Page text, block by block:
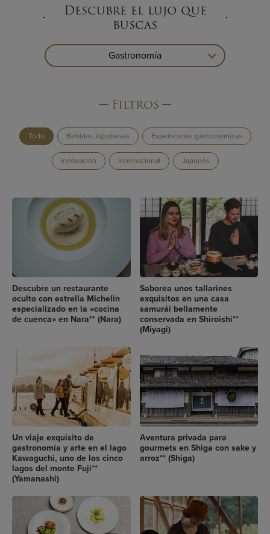
Descubre el lujo que
buscas
Gastronomía
Filtros
Todo Bebidas Japonesas Experiencias gastronómicas
Innovación Internacional Japonés
Descubre un restaurante
oculto con estrella Michelin
especializado en la «cocina
de cuenca» en Nara** (Nara)
Saborea unos tallarines
exquisitos en una casa
samurái bellamente
conservada en Shiroishi**
(Miyagi)
Un viaje exquisito de
gastronomía y arte en el lago
Kawaguchi, uno de los cinco
lagos del monte Fuji**
(Yamanashi)
Aventura privada para
gourmets en Shiga con sake y
arroz** (Shiga)